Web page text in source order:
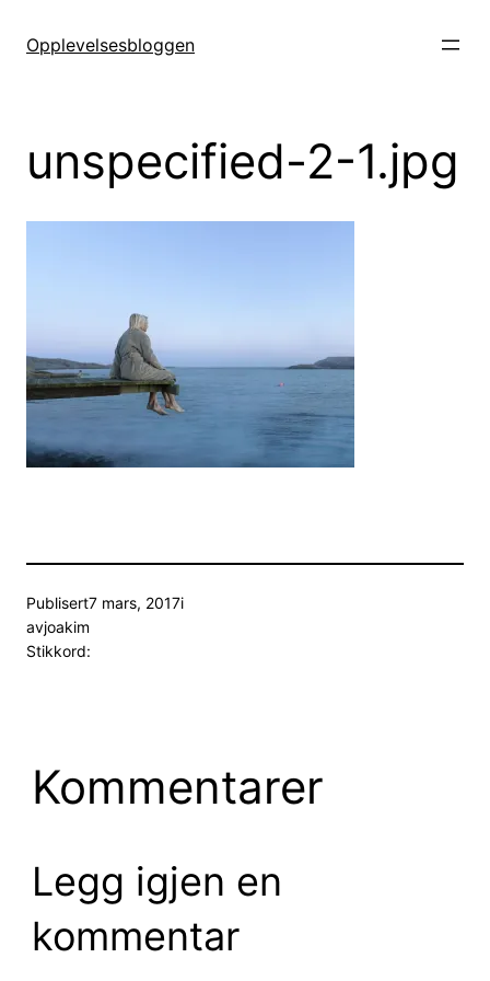
Opplevelsesbloggen
unspecified-2-1.jpg
Publisert7 mars, 2017i
avjoakim
Stikkord:
Kommentarer
Legg igjen en
kommentar